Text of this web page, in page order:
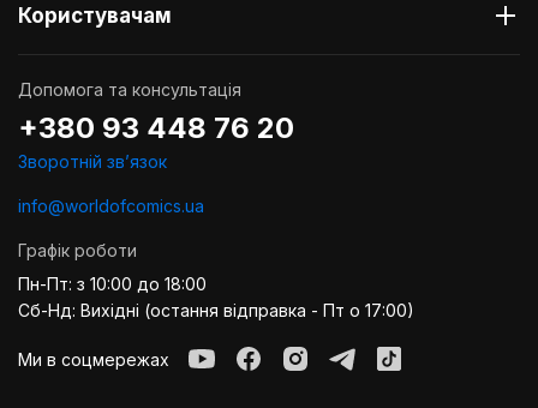
Користувачам
Допомога та консультація
+380 93 448 76 20
Зворотній звʼязок
info@worldofcomics.ua
Графік роботи
Пн-Пт: з 10:00 до 18:00
Сб-Нд: Вихідні (остання відправка - Пт о 17:00)
Ми в соцмережах